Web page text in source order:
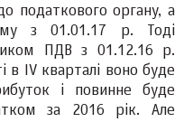
податкового органу, а
з 01.01.17 р. Тоді
ПДВ з 01.12.16 р.
в IV кварталі воно буде
і повинне буде
за 2016 рік. Але